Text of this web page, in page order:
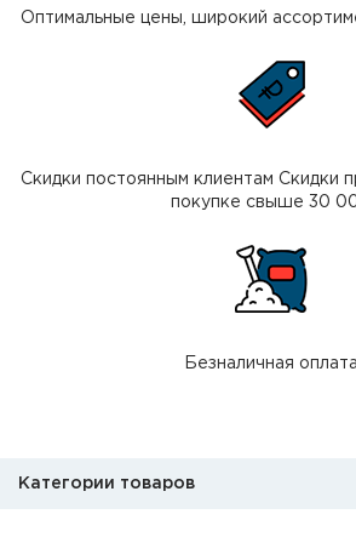
Оптимальные цены, широкий
Скидки постоянным клиентам Скидки
покупке свыше 30
Безналичная оплата
Категории товаров